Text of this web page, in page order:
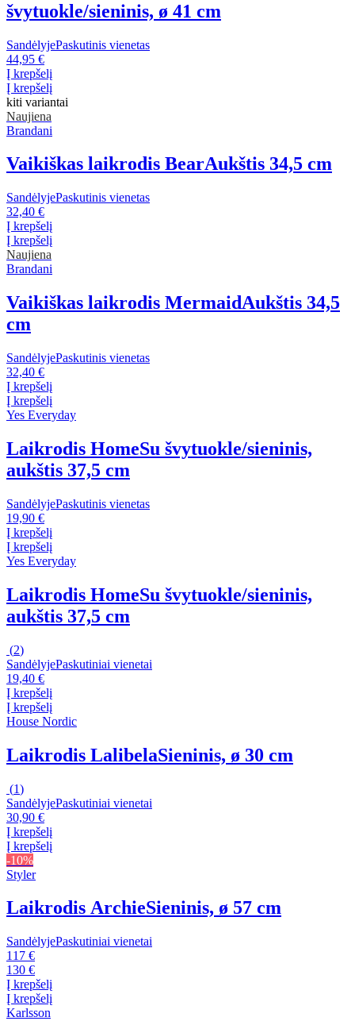
švytuokle/sieninis, ø 41 cm
SandėlyjePaskutinis vienetas
44,95 €
Į krepšelį
Į krepšelį
kiti variantai
Naujiena
Brandani
Vaikiškas laikrodis BearAukštis 34,5 cm
SandėlyjePaskutinis vienetas
32,40 €
Į krepšelį
Į krepšelį
Naujiena
Brandani
Vaikiškas laikrodis MermaidAukštis 34,5
cm
SandėlyjePaskutinis vienetas
32,40 €
Į krepšelį
Į krepšelį
Yes Everyday
Laikrodis HomeSu švytuokle/sieninis,
aukštis 37,5 cm
SandėlyjePaskutinis vienetas
19,90 €
Į krepšelį
Į krepšelį
Yes Everyday
Laikrodis HomeSu švytuokle/sieninis,
aukštis 37,5 cm
(2)
SandėlyjePaskutiniai vienetai
19,40 €
Į krepšelį
Į krepšelį
House Nordic
Laikrodis LalibelaSieninis, ø 30 cm
(1)
SandėlyjePaskutiniai vienetai
30,90 €
Į krepšelį
Į krepšelį
-10%
Styler
Laikrodis ArchieSieninis, ø 57 cm
SandėlyjePaskutiniai vienetai
117 €
130 €
Į krepšelį
Į krepšelį
Karlsson